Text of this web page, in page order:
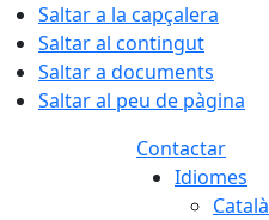
Saltar a la capçalera
Saltar al contingut
Saltar a documents
Saltar al peu de pàgina
Contactar
Idiomes
Català